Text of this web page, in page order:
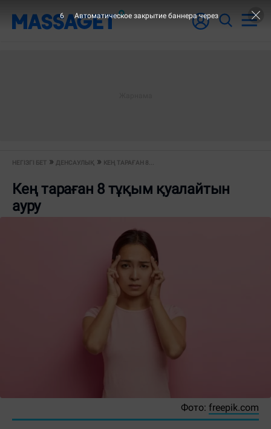
НЕГІЗГІ БЕТ ДЕНСАУЛЫҚ КЕҢ ТАРАҒАН 8...
Кең тараған 8 тұқым қуалайтын
ауру
Фото: freepik.com
5 Автоматическое закрытие баннера через